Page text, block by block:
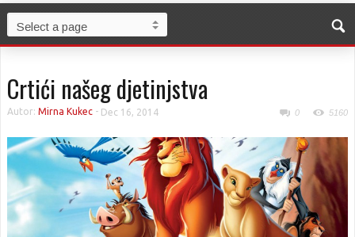
Crtići našeg djetinjstva
Autor: Mirna Kukec - Dec 16, 2014 0 5160